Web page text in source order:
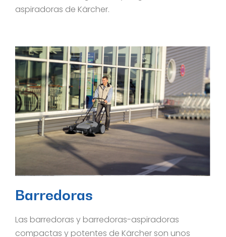
aspiradoras de Kärcher.
Barredoras
Las barredoras y barredoras-aspiradoras
compactas y potentes de Kärcher son unos